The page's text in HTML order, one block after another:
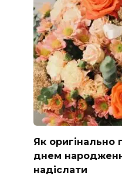
Як оригінально
днем
надіслати